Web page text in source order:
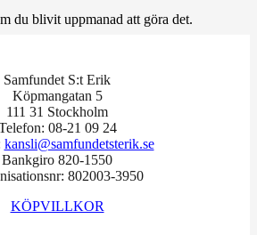
du blivit uppmanad att göra det.
Samfundet S:t Erik
Köpmangatan 5
111 31 Stockholm
08-21 09 24
kansli@samfundetsterik.se
Bankgiro 820-1550
802003-3950
KÖPVILLKOR